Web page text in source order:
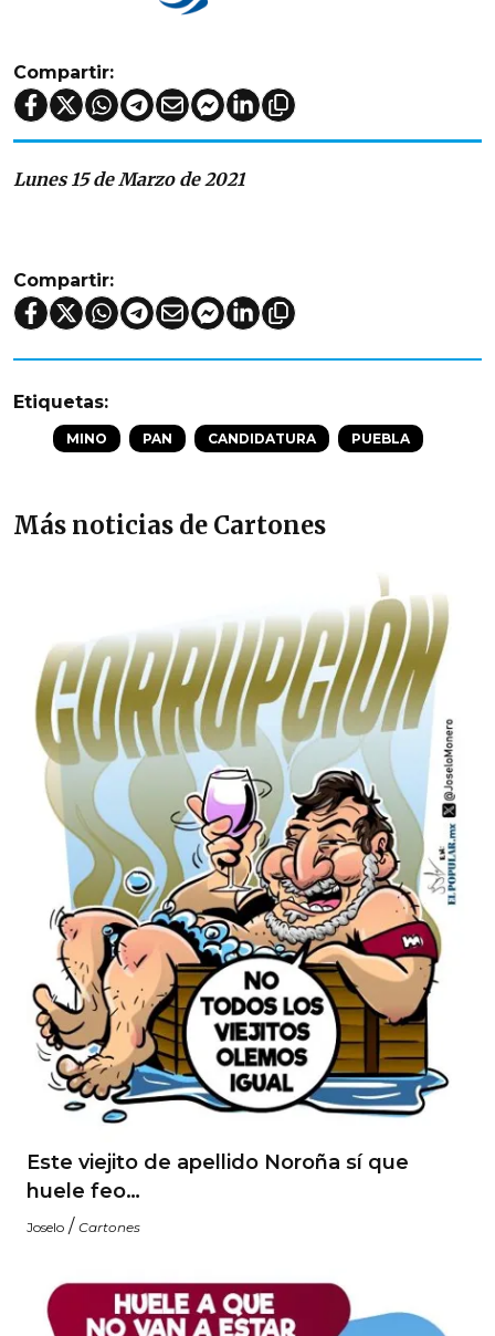
Compartir:
Lunes 15 de Marzo de 2021
Compartir:
Etiquetas:
MINO PAN CANDIDATURA PUEBLA
Más noticias de Cartones
Este viejito de apellido Noroña sí que
huele feo…
Joselo / Cartones